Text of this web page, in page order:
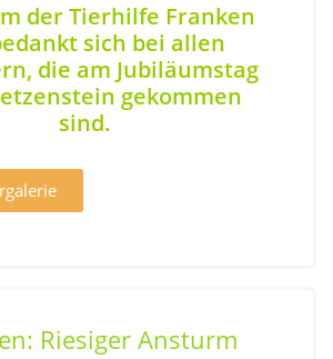
der Tierhilfe Franken
sich bei allen
die am Jubiläumstag
gekommen
sind.
Riesiger Ansturm